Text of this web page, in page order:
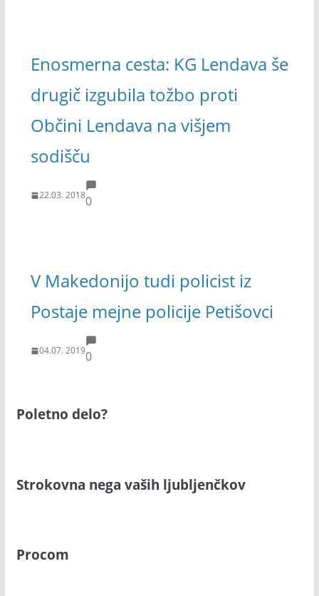
Enosmerna cesta: KG Lendava še
drugič izgubila tožbo proti
Občini Lendava na višjem
sodišču
22.03. 20180
V Makedonijo tudi policist iz
Postaje mejne policije Petišovci
04.07. 20190
Poletno delo?
Strokovna nega vaših ljubljenčkov
Procom